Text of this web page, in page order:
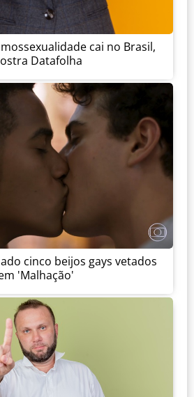
cai no Brasil,
Datafolha
cinco beijos gays vetados
'Malhação'